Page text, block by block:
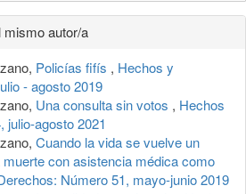
autor/a
Policías fifís , Hechos y
- agosto 2019
Una consulta sin votos , Hechos
julio-agosto 2021
Cuando la vida se vuelve un
con asistencia médica como
Número 51, mayo-junio 2019